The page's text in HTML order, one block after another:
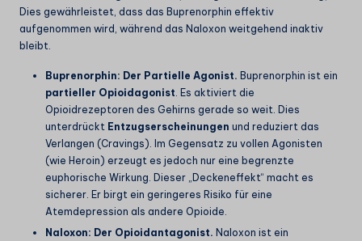
Dies gewährleistet, dass das Buprenorphin effektiv
aufgenommen wird, während das Naloxon weitgehend inaktiv
bleibt.
Buprenorphin: Der Partielle Agonist. Buprenorphin ist ein
partieller Opioidagonist . Es aktiviert die
Opioidrezeptoren des Gehirns gerade so weit. Dies
unterdrückt Entzugserscheinungen und reduziert das
Verlangen (Cravings). Im Gegensatz zu vollen Agonisten
(wie Heroin) erzeugt es jedoch nur eine begrenzte
euphorische Wirkung. Dieser „Deckeneffekt“ macht es
sicherer. Er birgt ein geringeres Risiko für eine
Atemdepression als andere Opioide.
Naloxon: Der Opioidantagonist. Naloxon ist ein